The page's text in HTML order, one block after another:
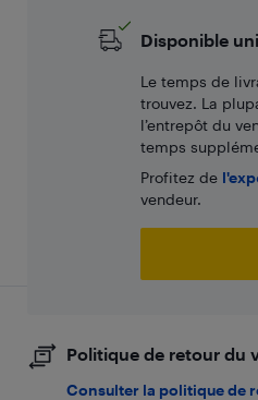
Disponible
Le temps de
trouvez. La
l’entrepôt du
temps
Profitez de
vendeur.
Politique de retour du
Consulter la politique de